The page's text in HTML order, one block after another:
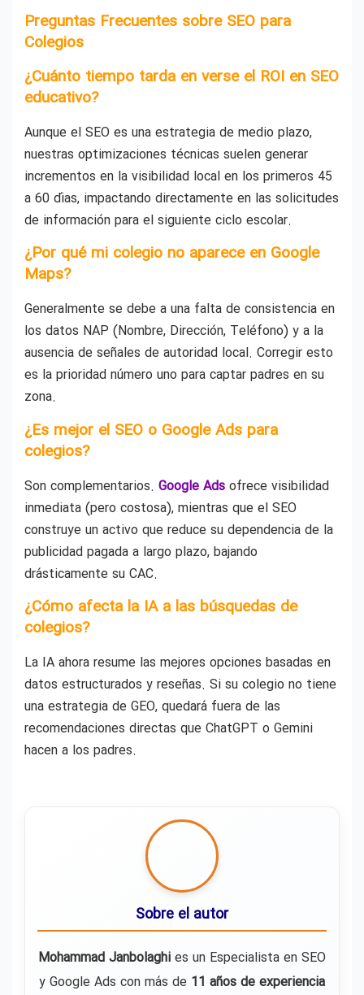
Preguntas Frecuentes sobre SEO para
Colegios
¿Cuánto tiempo tarda en verse el ROI en SEO
educativo?
Aunque el SEO es una estrategia de medio plazo,
nuestras optimizaciones técnicas suelen generar
incrementos en la visibilidad local en los primeros 45
a 60 días, impactando directamente en las solicitudes
de información para el siguiente ciclo escolar.
¿Por qué mi colegio no aparece en Google
Maps?
Generalmente se debe a una falta de consistencia en
los datos NAP (Nombre, Dirección, Teléfono) y a la
ausencia de señales de autoridad local. Corregir esto
es la prioridad número uno para captar padres en su
zona.
¿Es mejor el SEO o Google Ads para
colegios?
Son complementarios. Google Ads ofrece visibilidad
inmediata (pero costosa), mientras que el SEO
construye un activo que reduce su dependencia de la
publicidad pagada a largo plazo, bajando
drásticamente su CAC.
¿Cómo afecta la IA a las búsquedas de
colegios?
La IA ahora resume las mejores opciones basadas en
datos estructurados y reseñas. Si su colegio no tiene
una estrategia de GEO, quedará fuera de las
recomendaciones directas que ChatGPT o Gemini
hacen a los padres.
Sobre el autor
Mohammad Janbolaghi es un Especialista en SEO
y Google Ads con más de 11 años de experiencia